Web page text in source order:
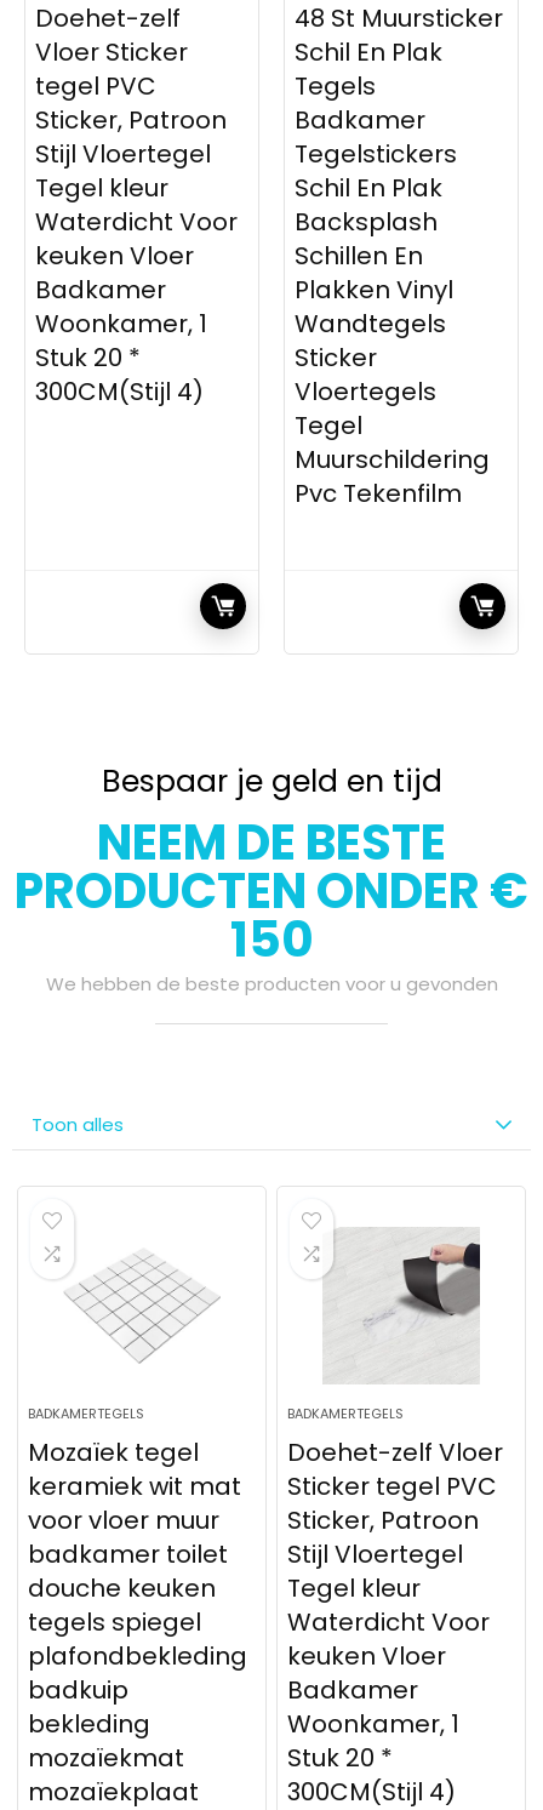
Doehet-zelf
Vloer Sticker
tegel PVC
Sticker, Patroon
Stijl Vloertegel
Tegel kleur
Waterdicht Voor
keuken Vloer
Badkamer
Woonkamer, 1
Stuk 20 *
300CM(Stijl 4)
48 St Muursticker
Schil En Plak
Tegels
Badkamer
Tegelstickers
Schil En Plak
Backsplash
Schillen En
Plakken Vinyl
Wandtegels
Sticker
Vloertegels
Tegel
Muurschildering
Pvc Tekenfilm
Bespaar je geld en tijd
NEEM DE BESTE
PRODUCTEN ONDER €
150
We hebben de beste producten voor u gevonden
Toon alles
BADKAMERTEGELS
Mozaïek tegel
keramiek wit mat
voor vloer muur
badkamer toilet
douche keuken
tegels spiegel
plafondbekleding
badkuip
bekleding
mozaïekmat
mozaïekplaat
BADKAMERTEGELS
Doehet-zelf Vloer
Sticker tegel PVC
Sticker, Patroon
Stijl Vloertegel
Tegel kleur
Waterdicht Voor
keuken Vloer
Badkamer
Woonkamer, 1
Stuk 20 *
300CM(Stijl 4)